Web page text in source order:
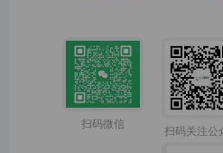
扫码微信 扫码关注公